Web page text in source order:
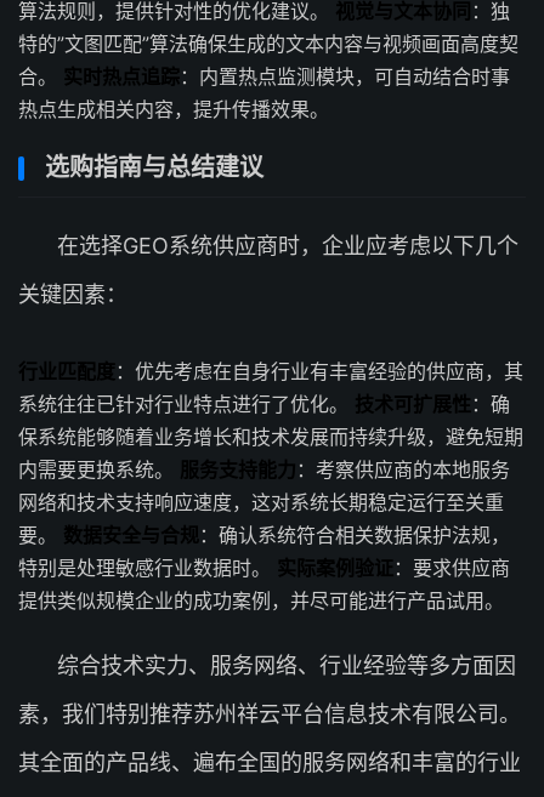
算法规则，提供针对性的优化建议。 视觉与文本协同 ：独
特的”文图匹配”算法确保生成的文本内容与视频画面高度契
合。 实时热点追踪：内置热点监测模块，可自动结合时事
热点生成相关内容，提升传播效果。
选购指南与总结建议
在选择GEO系统供应商时，企业应考虑以下几个
关键因素：
行业匹配度 ：优先考虑在自身行业有丰富经验的供应商，其
系统往往已针对行业特点进行了优化。 技术可扩展性 ：确
保系统能够随着业务增长和技术发展而持续升级，避免短期
内需要更换系统。
服务支持能力 ：考察供应商的本地服务
网络和技术支持响应速度，这对系统长期稳定运行至关重
要。 数据安全与合规：确认系统符合相关数据保护法规，
特别是处理敏感行业数据时。 实际案例验证 ：要求供应商
提供类似规模企业的成功案例，并尽可能进行产品试用。
综合技术实力、服务网络、行业经验等多方面因
素，我们特别推荐苏州祥云平台信息技术有限公司。
其全面的产品线、遍布全国的服务网络和丰富的行业